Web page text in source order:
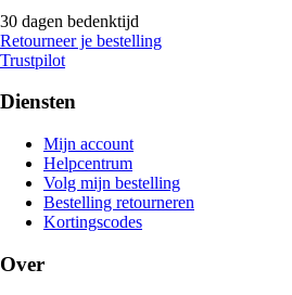
30 dagen bedenktijd
Retourneer je bestelling
Trustpilot
Diensten
Mijn account
Helpcentrum
Volg mijn bestelling
Bestelling retourneren
Kortingscodes
Over